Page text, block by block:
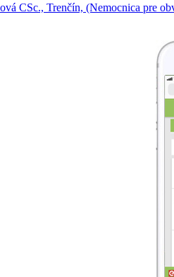
CSc., Trenčín, (Nemocnica pre